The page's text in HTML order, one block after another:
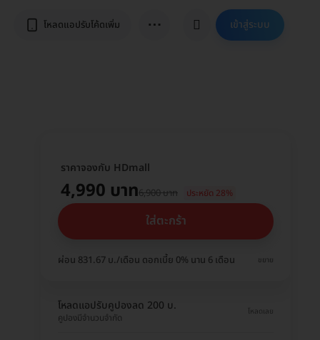
โหลดแอปรับโค้ดเพิ่ม ⋯ เข้าสู่ระบบ
ราคาจองกับ HDmall
4,990 บาท6,900 บาท ประหยัด 28%
ใส่ตะกร้า
ผ่อน 831.67 บ./เดือน ดอกเบี้ย 0% นาน 6 เดือน ขยาย
โหลดแอปรับคูปองลด 200 บ.
คูปองมีจำนวนจำกัด
โหลดเลย